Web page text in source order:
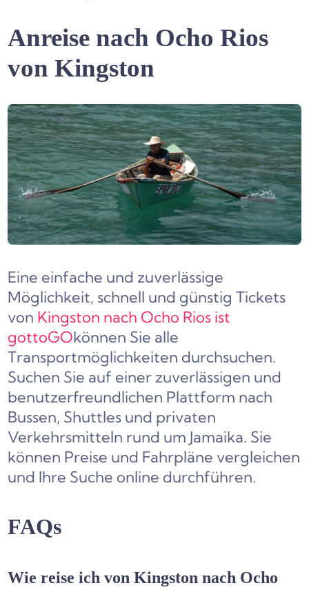
Anreise nach Ocho Rios
von Kingston
Eine einfache und zuverlässige
Möglichkeit, schnell und günstig Tickets
von Kingston nach Ocho Rios ist
gottoGOkönnen Sie alle
Transportmöglichkeiten durchsuchen.
Suchen Sie auf einer zuverlässigen und
benutzerfreundlichen Plattform nach
Bussen, Shuttles und privaten
Verkehrsmitteln rund um Jamaika. Sie
können Preise und Fahrpläne vergleichen
und Ihre Suche online durchführen.
FAQs
Wie reise ich von Kingston nach Ocho